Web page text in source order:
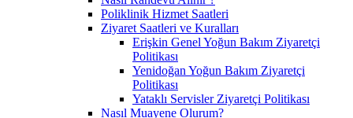
Poliklinik Hizmet Saatleri
Ziyaret Saatleri ve Kuralları
Erişkin Genel Yoğun Bakım Ziyaretçi
Politikası
Yenidoğan Yoğun Bakım Ziyaretçi
Politikası
Yataklı Servisler Ziyaretçi Politikası
Nasıl Muayene Olurum?